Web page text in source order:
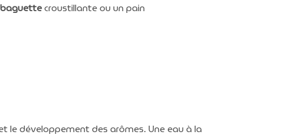
baguettecroustillante ou un pain
le développement des arômes. Une eau à la